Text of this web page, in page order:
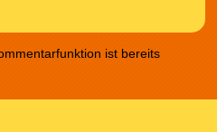
ist bereits